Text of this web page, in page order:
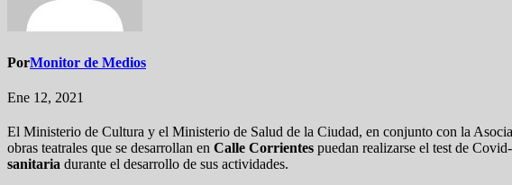
PorMonitor de Medios
Ene 12, 2021
El Ministerio de Cultura y el Ministerio de Salud de la Ciudad, en conjunto con la
obras teatrales que se desarrollan en Calle Corrientes puedan realizarse el test de
sanitaria durante el desarrollo de sus actividades.